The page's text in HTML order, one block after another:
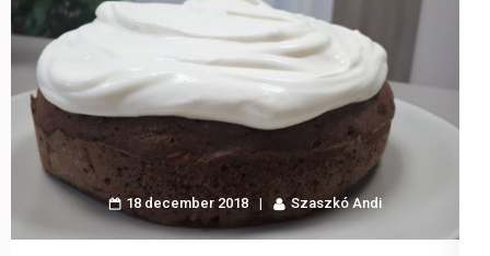
18 december 2018 Szaszkó Andi